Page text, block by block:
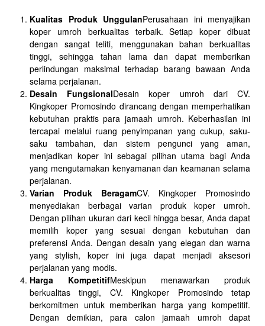
Kualitas Produk UnggulanPerusahaan ini menyajikan
koper umroh berkualitas terbaik. Setiap koper dibuat
dengan sangat teliti, menggunakan bahan berkualitas
tinggi, sehingga tahan lama dan dapat memberikan
perlindungan maksimal terhadap barang bawaan Anda
selama perjalanan.
Desain FungsionalDesain koper umroh dari CV.
Kingkoper Promosindo dirancang dengan memperhatikan
kebutuhan praktis para jamaah umroh. Keberhasilan ini
tercapai melalui ruang penyimpanan yang cukup, saku-
saku tambahan, dan sistem pengunci yang aman,
menjadikan koper ini sebagai pilihan utama bagi Anda
yang mengutamakan kenyamanan dan keamanan selama
perjalanan.
Varian Produk BeragamCV. Kingkoper Promosindo
menyediakan berbagai varian produk koper umroh.
Dengan pilihan ukuran dari kecil hingga besar, Anda dapat
memilih koper yang sesuai dengan kebutuhan dan
preferensi Anda. Dengan desain yang elegan dan warna
yang stylish, koper ini juga dapat menjadi aksesori
perjalanan yang modis.
Harga KompetitifMeskipun menawarkan produk
berkualitas tinggi, CV. Kingkoper Promosindo tetap
berkomitmen untuk memberikan harga yang kompetitif.
Dengan demikian, para calon jamaah umroh dapat